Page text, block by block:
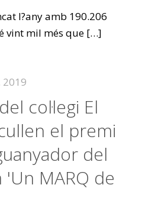
l?any amb 190.206
vint mil més que […]
2019
col·legi El
el premi
del
MARQ de